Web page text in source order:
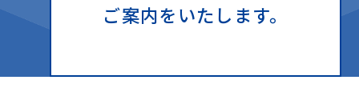
ご案内をいたします。